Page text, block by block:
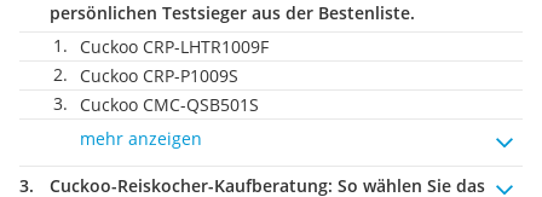
persönlichen Testsieger aus der Bestenliste.
Cuckoo ‎CRP-LHTR1009F
Cuckoo CRP-P1009S
Cuckoo CMC-QSB501S
mehr anzeigen
Cuckoo-Reiskocher-Kaufberatung: So wählen Sie das